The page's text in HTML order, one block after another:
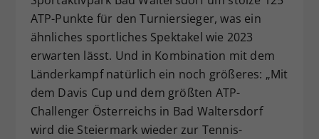
ATP-Punkte für den Turniersieger, was ein
ähnliches sportliches Spektakel wie 2023
erwarten lässt. Und in Kombination mit dem
Länderkampf natürlich ein noch größeres: „Mit
dem Davis Cup und dem größten ATP-
Challenger Österreichs in Bad Waltersdorf
wird die Steiermark wieder zur Tennis-